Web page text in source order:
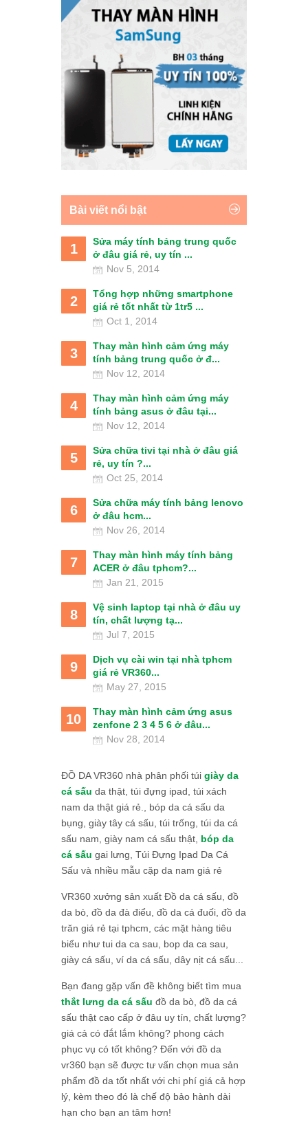
Bài viết nổi bật
1
Sửa máy tính bảng trung quốc
ở đâu giá rẻ, uy tín ...
Nov 5, 2014
2
Tổng hợp những smartphone
giá rẻ tốt nhất từ 1tr5 ...
Oct 1, 2014
3
Thay màn hình cảm ứng máy
tính bảng trung quốc ở đ...
Nov 12, 2014
4
Thay màn hình cảm ứng máy
tính bảng asus ở đâu tại...
Nov 12, 2014
5
Sửa chữa tivi tại nhà ở đâu giá
rẻ, uy tín ?...
Oct 25, 2014
6
Sửa chữa máy tính bảng lenovo
ở đâu hcm...
Nov 26, 2014
7
Thay màn hình máy tính bảng
ACER ở đâu tphcm?...
Jan 21, 2015
8
Vệ sinh laptop tại nhà ở đâu uy
tín, chất lượng tạ...
Jul 7, 2015
9
Dịch vụ cài win tại nhà tphcm
giá rẻ VR360...
May 27, 2015
10
Thay màn hình cảm ứng asus
zenfone 2 3 4 5 6 ở đâu...
Nov 28, 2014
ĐỒ DA VR360 nhà phân phối túi giày da
cá sấu da thật, túi đựng ipad, túi xách
nam da thật giá rẻ., bóp da cá sấu da
bụng, giày tây cá sấu, túi trống, túi da cá
sấu nam, giày nam cá sấu thật, bóp da
cá sấu gai lưng, Túi Đựng Ipad Da Cá
Sấu và nhiều mẫu cặp da nam giá rẻ
VR360 xưởng sản xuất Đồ da cá sấu, đồ
da bò, đồ da đà điểu, đồ da cá đuối, đồ da
trăn giá rẻ tại tphcm, các mặt hàng tiêu
biểu như tui da ca sau, bop da ca sau,
giày cá sấu, ví da cá sấu, dây nịt cá sấu...
Bạn đang gặp vấn đề không biết tìm mua
thắt lưng da cá sấu đồ da bò, đồ da cá
sấu thật cao cấp ở đâu uy tín, chất lượng?
giá cả có đắt lắm không? phong cách
phục vụ có tốt không? Đến với đồ da
vr360 bạn sẽ được tư vấn chọn mua sản
phẩm đồ da tốt nhất với chi phí giá cả hợp
lý, kèm theo đó là chế độ bảo hành dài
hạn cho bạn an tâm hơn!